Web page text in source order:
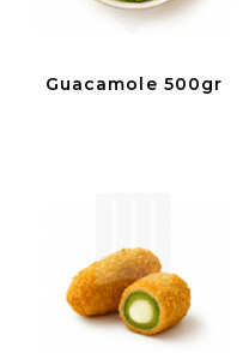
Guacamole 500gr